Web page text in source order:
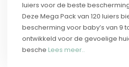
luiers voor de beste
Deze Mega Pack van 120 luiers
bescherming voor baby’s van 9
ontwikkeld voor de gevoelige
besche Lees meer..